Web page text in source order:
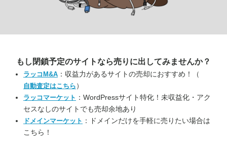
もし閉鎖予定のサイトなら売りに出してみませんか？
ラッコM&A ：収益力があるサイトの売却におすすめ！（
自動査定はこちら ）
ラッコマーケット ：WordPressサイト特化！未収益化・アク
セスなしのサイトでも売却余地あり
ドメインマーケット ：ドメインだけを手軽に売りたい場合は
こちら！